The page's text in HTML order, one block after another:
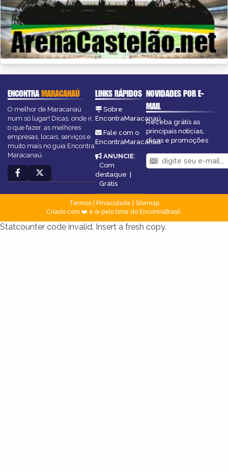
ENCONTRAMARACANAÚ
O melhor de Maracanaú
num só lugar! Dicas, onde ir,
o que fazer, as melhores
empresas, locais, serviços e
muito mais no guia Encontra
Maracanaú.
LINKS RÁPIDOS
Sobre
EncontraMaracanaú
Fale com o
EncontraMaracanaú
ANUNCIE:
Com
destaque
Grátis
NOVIDADES POR E-
MAIL
Receba grátis as
principais notícias,
dicas e promoções
Termos| Privacidade
Sitemap
Criado com ❤️ e ☕ pelo time do EncontraBrasil
Statcounter code invalid. Insert a fresh copy.